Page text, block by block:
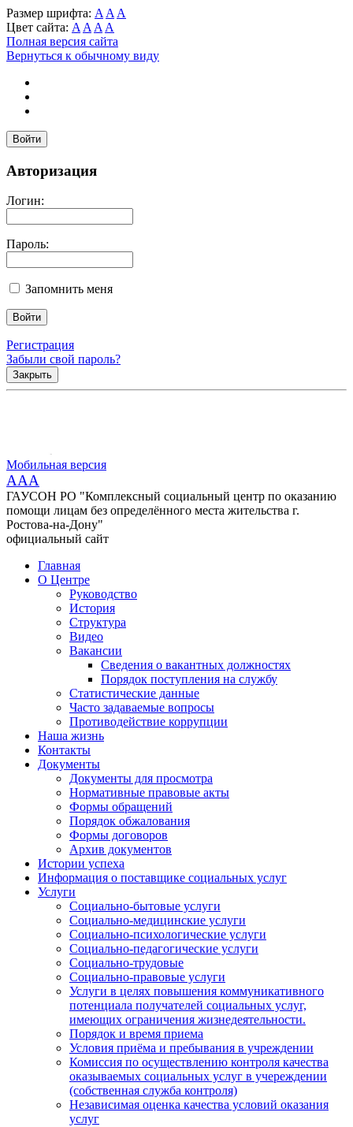
Размер шрифта: A A A
Цвет сайта: A A A A
Полная версия сайта
Вернуться к обычному виду
Войти
Авторизация
Логин:
Пароль:
Запомнить меня
Регистрация
Забыли свой пароль?
Закрыть
Мобильная версия
AAA
ГАУСОН РО "Комплексный социальный центр по оказанию
помощи лицам без определённого места жительства г.
Ростова-на-Дону"
официальный сайт
Главная
О Центре
Руководство
История
Структура
Видео
Вакансии
Сведения о вакантных должностях
Порядок поступления на службу
Статистические данные
Часто задаваемые вопросы
Противодействие коррупции
Наша жизнь
Контакты
Документы
Документы для просмотра
Нормативные правовые акты
Формы обращений
Порядок обжалования
Формы договоров
Архив документов
Истории успеха
Информация о поставщике социальных услуг
Услуги
Социально-бытовые услуги
Социально-медицинские услуги
Социально-психологические услуги
Социально-педагогические услуги
Социально-трудовые
Социально-правовые услуги
Услуги в целях повышения коммуникативного
потенциала получателей социальных услуг,
имеющих ограничения жизнедеятельности.
Порядок и время приема
Условия приёма и пребывания в учреждении
Комиссия по осуществлению контроля качества
оказываемых социальных услуг в учереждении
(собственная служба контроля)
Независимая оценка качества условий оказания
услуг